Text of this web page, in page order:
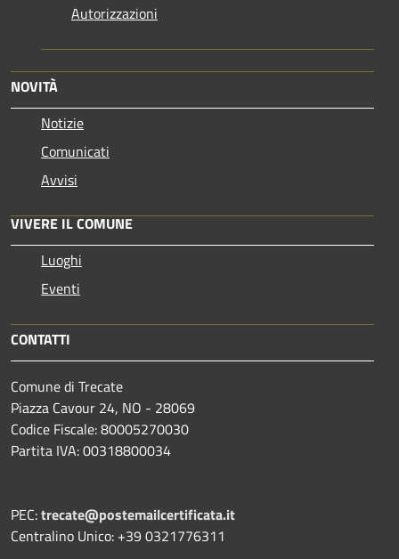
Autorizzazioni
NOVITÀ
Notizie
Comunicati
Avvisi
VIVERE IL COMUNE
Luoghi
Eventi
CONTATTI
Comune di Trecate
Piazza Cavour 24, NO - 28069
Codice Fiscale: 80005270030
Partita IVA: 00318800034
PEC:trecate@postemailcertificata.it
Centralino Unico: +39 0321776311